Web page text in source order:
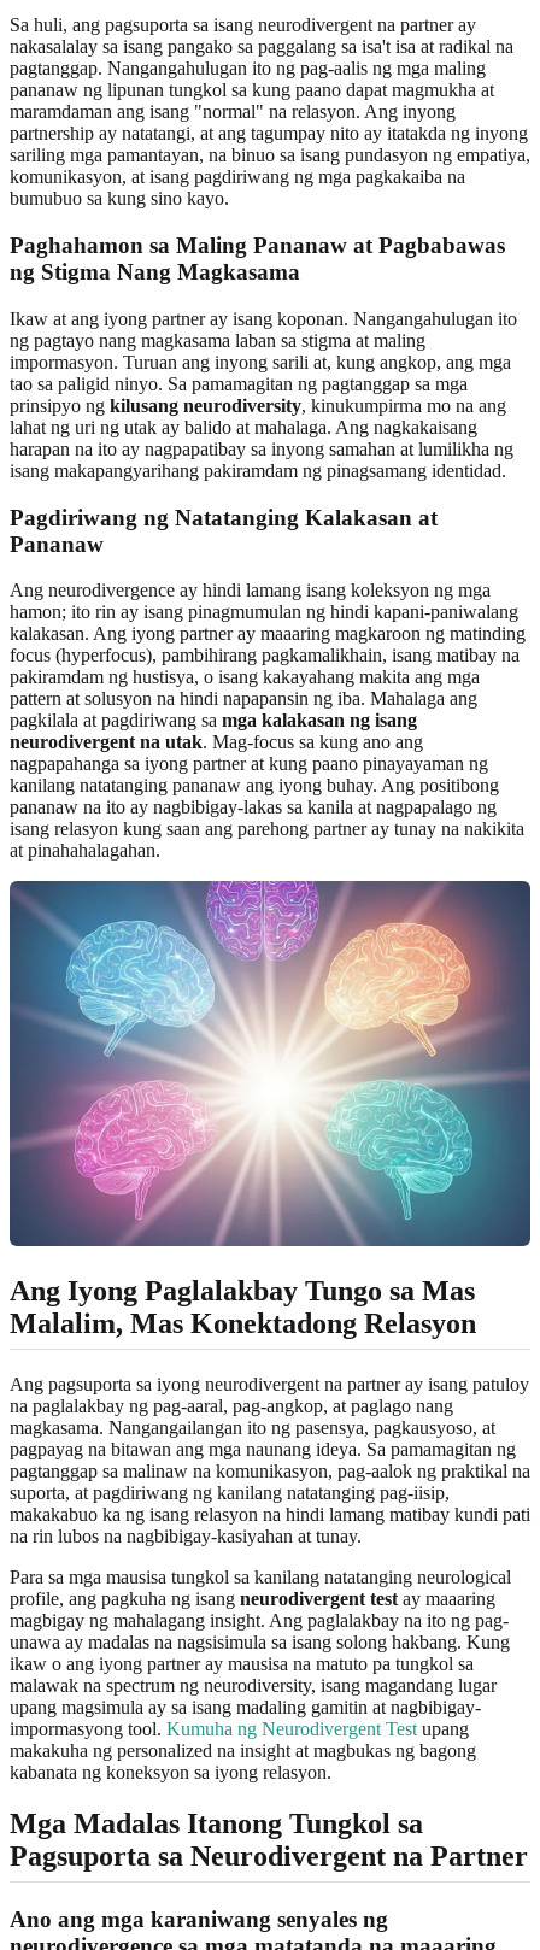
Sa huli, ang pagsuporta sa isang neurodivergent na partner ay
nakasalalay sa isang pangako sa paggalang sa isa't isa at radikal na
pagtanggap. Nangangahulugan ito ng pag-aalis ng mga maling
pananaw ng lipunan tungkol sa kung paano dapat magmukha at
maramdaman ang isang "normal" na relasyon. Ang inyong
partnership ay natatangi, at ang tagumpay nito ay itatakda ng inyong
sariling mga pamantayan, na binuo sa isang pundasyon ng empatiya,
komunikasyon, at isang pagdiriwang ng mga pagkakaiba na
bumubuo sa kung sino kayo.
Paghahamon sa Maling Pananaw at Pagbabawas
ng Stigma Nang Magkasama
Ikaw at ang iyong partner ay isang koponan. Nangangahulugan ito
ng pagtayo nang magkasama laban sa stigma at maling
impormasyon. Turuan ang inyong sarili at, kung angkop, ang mga
tao sa paligid ninyo. Sa pamamagitan ng pagtanggap sa mga
prinsipyo ng kilusang neurodiversity, kinukumpirma mo na ang
lahat ng uri ng utak ay balido at mahalaga. Ang nagkakaisang
harapan na ito ay nagpapatibay sa inyong samahan at lumilikha ng
isang makapangyarihang pakiramdam ng pinagsamang identidad.
Pagdiriwang ng Natatanging Kalakasan at
Pananaw
Ang neurodivergence ay hindi lamang isang koleksyon ng mga
hamon; ito rin ay isang pinagmumulan ng hindi kapani-paniwalang
kalakasan. Ang iyong partner ay maaaring magkaroon ng matinding
focus (hyperfocus), pambihirang pagkamalikhain, isang matibay na
pakiramdam ng hustisya, o isang kakayahang makita ang mga
pattern at solusyon na hindi napapansin ng iba. Mahalaga ang
pagkilala at pagdiriwang sa mga kalakasan ng isang
neurodivergent na utak. Mag-focus sa kung ano ang
nagpapahanga sa iyong partner at kung paano pinayayaman ng
kanilang natatanging pananaw ang iyong buhay. Ang positibong
pananaw na ito ay nagbibigay-lakas sa kanila at nagpapalago ng
isang relasyon kung saan ang parehong partner ay tunay na nakikita
at pinahahalagahan.
Ang Iyong Paglalakbay Tungo sa Mas
Malalim, Mas Konektadong Relasyon
Ang pagsuporta sa iyong neurodivergent na partner ay isang patuloy
na paglalakbay ng pag-aaral, pag-angkop, at paglago nang
magkasama. Nangangailangan ito ng pasensya, pagkausyoso, at
pagpayag na bitawan ang mga naunang ideya. Sa pamamagitan ng
pagtanggap sa malinaw na komunikasyon, pag-aalok ng praktikal na
suporta, at pagdiriwang ng kanilang natatanging pag-iisip,
makakabuo ka ng isang relasyon na hindi lamang matibay kundi pati
na rin lubos na nagbibigay-kasiyahan at tunay.
Para sa mga mausisa tungkol sa kanilang natatanging neurological
profile, ang pagkuha ng isang neurodivergent test ay maaaring
magbigay ng mahalagang insight. Ang paglalakbay na ito ng pag-
unawa ay madalas na nagsisimula sa isang solong hakbang. Kung
ikaw o ang iyong partner ay mausisa na matuto pa tungkol sa
malawak na spectrum ng neurodiversity, isang magandang lugar
upang magsimula ay sa isang madaling gamitin at nagbibigay-
impormasyong tool. Kumuha ng Neurodivergent Test upang
makakuha ng personalized na insight at magbukas ng bagong
kabanata ng koneksyon sa iyong relasyon.
Mga Madalas Itanong Tungkol sa
Pagsuporta sa Neurodivergent na Partner
Ano ang mga karaniwang senyales ng